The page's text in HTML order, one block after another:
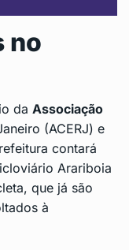
no
da Associação
(ACERJ) e
contará
Arariboia
que já são
à